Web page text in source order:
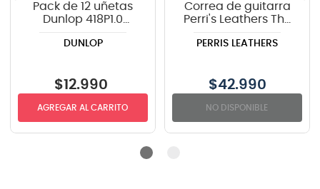
Pack de 12 uñetas
Dunlop 418P1.0
DUNLOP
$12.990
AGREGAR AL CARRITO
Correa de guitarra
Perri's Leathers The
Road" P25TB-6074
PERRIS LEATHERS
$42.990
NO DISPONIBLE